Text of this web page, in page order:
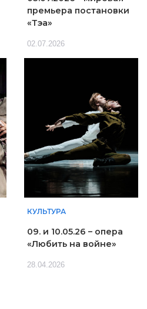
премьера постановки
«Тэа»
02.07.2026
КУЛЬТУРА
09. и 10.05.26 – опера
«Любить на войне»
28.04.2026